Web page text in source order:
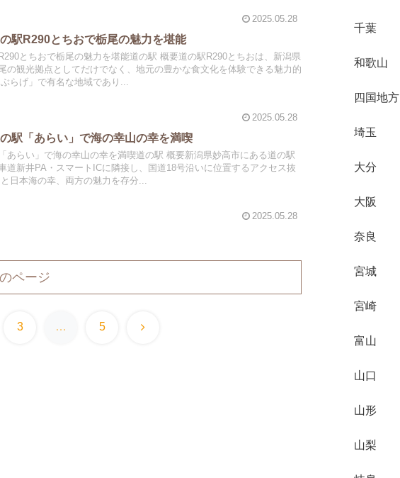
2025.05.28
駅R290とちおで栃尾の魅力を堪能
とちおで栃尾の魅力を堪能道の駅 概要道の駅R290とちおは、新潟県
の観光拠点としてだけでなく、地元の豊かな食文化を体験できる魅力的
らげ」で有名な地域であり...
2025.05.28
駅「あらい」で海の幸山の幸を満喫
あらい」で海の幸山の幸を満喫道の駅 概要新潟県妙高市にある道の駅
道新井PA・スマートICに隣接し、国道18号沿いに位置するアクセス抜
日本海の幸、両方の魅力を存分...
2025.05.28
ページ
3 … 5 次
千葉
和歌山
四国地方
埼玉
大分
大阪
奈良
宮城
宮崎
富山
山口
山形
山梨